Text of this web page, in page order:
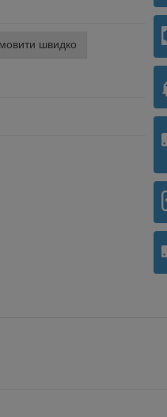
швидко